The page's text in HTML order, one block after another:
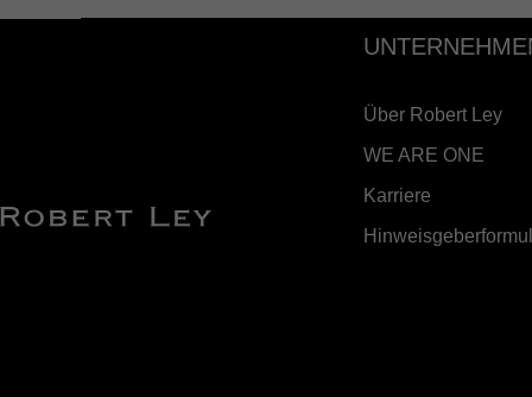
Über Robert Ley
WE ARE ONE
Karriere